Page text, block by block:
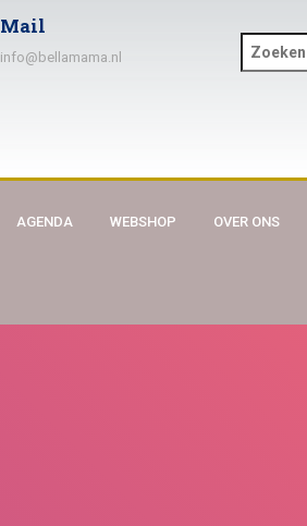
Mail
info@bellamama.nl
AGENDA WEBSHOP OVER ONS